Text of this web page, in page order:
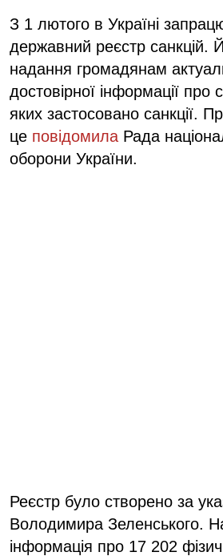
З 1 лютого в Україні
державний реєстр санкцій.
надання громадянам
достовірної інформації про
яких застосовано санкції.
це повідомила Рада
оборони України.
Реєстр було створено за
Володимира Зеленського.
інформація про 17 202